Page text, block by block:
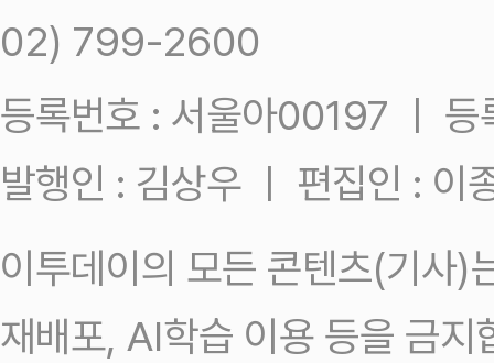
02) 799-2600
등록번호 : 서울아00197 ㅣ
발행인 : 김상우 ㅣ 편집인 : 이
이투데이의 모든 콘텐츠(기사)
재배포, AI학습 이용 등을 금지